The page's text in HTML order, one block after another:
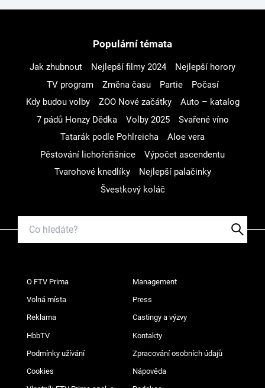
Populární témata
Jak zhubnout Nejlepší filmy 2024
Nejlepší horory
TV program
Změna času Partie
Počasí
Kdy budou volby
ZOO Nové začátky
Auto – katalog
7 pádů Honzy Dědka
Volby 2025
Svařené víno
Tatarák podle Pohlreicha
Aloe vera
Pěstování lichořeřišnice
Výpočet ascendentu
Tvarohové knedlíky
Nejlepší palačinky
Švestkový koláč
O FTV Prima Management
Volná místa Press
Reklama Castingy a výzvy
HbbTV Kontakty
Podmínky užívání Zpracování osobních údajů
Cookies Nápověda